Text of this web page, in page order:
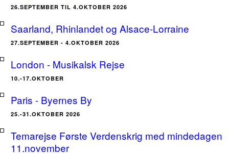
26.SEPTEMBER TIL 4.OKTOBER 2026
Saarland, Rhinlandet og Alsace-Lorraine
27.SEPTEMBER - 4.OKTOBER 2026
London - Musikalsk Rejse
10.-17.OKTOBER
Paris - Byernes By
25.-31.OKTOBER 2026
Temarejse Første Verdenskrig med mindedagen
11.november